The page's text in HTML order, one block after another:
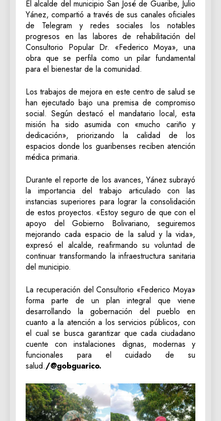
El alcalde del municipio San José de Guaribe, Julio
Yánez, compartió a través de sus canales oficiales
de Telegram y redes sociales los notables
progresos en las labores de rehabilitación del
Consultorio Popular Dr. «Federico Moya», una
obra que se perfila como un pilar fundamental
para el bienestar de la comunidad.
Los trabajos de mejora en este centro de salud se
han ejecutado bajo una premisa de compromiso
social. Según destacó el mandatario local, esta
misión ha sido asumida con «mucho cariño y
dedicación», priorizando la calidad de los
espacios donde los guaribenses reciben atención
médica primaria.
Durante el reporte de los avances, Yánez subrayó
la importancia del trabajo articulado con las
instancias superiores para lograr la consolidación
de estos proyectos. «Estoy seguro de que con el
apoyo del Gobierno Bolivariano, seguiremos
mejorando cada espacio de la salud y la vida»,
expresó el alcalde, reafirmando su voluntad de
continuar transformando la infraestructura sanitaria
del municipio.
La recuperación del Consultorio «Federico Moya»
forma parte de un plan integral que viene
desarrollando la gobernación del pueblo en
cuanto a la atención a los servicios públicos, con
el cual se busca garantizar que cada ciudadano
cuente con instalaciones dignas, modernas y
funcionales para el cuidado de su
salud./@gobguarico.